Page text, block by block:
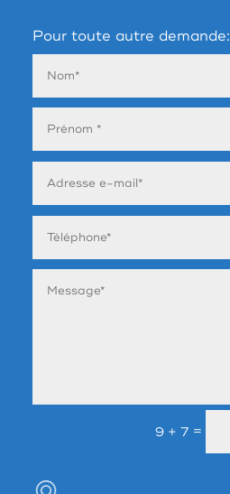
Pour toute autre demande:
9 + 7 =